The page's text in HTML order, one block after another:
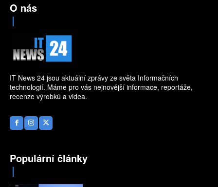
O nás
IT News 24 jsou aktuální zprávy ze světa Informačních
technologií. Máme pro vás nejnovější informace, reportáže,
recenze výrobků a videa.
Populární články